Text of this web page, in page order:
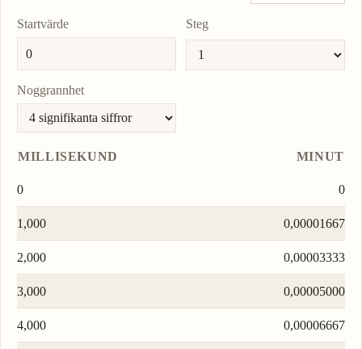
Startvärde Steg
Noggrannhet
MILLISEKUND MINUT
0 0
1,000 0,00001667
2,000 0,00003333
3,000 0,00005000
4,000 0,00006667